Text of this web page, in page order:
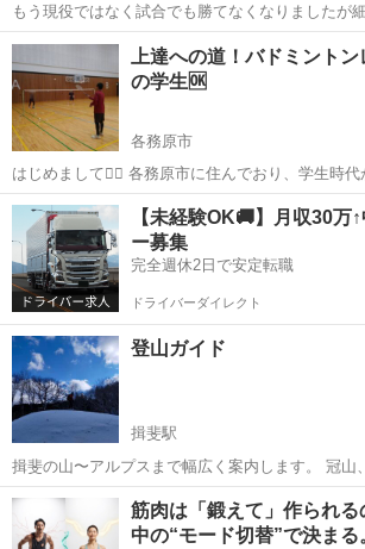
もう現役ではなく試合でも勝てなくなりましたが
り、今は監督役とかコーチ役(指導)とかを時々し
全国大会に出た事もあります。 ちょっと前までは
かクラブで教えてました。今は、暇...
岐阜 羽島郡 柳津駅 スポーツ
上達への道！バドミント
の学生🆗
各務原市
はじめまして🖐🏻 各務原市に住んでおり、学生時代からバドミントンを
やっている３９歳です。学生の頃から教えるのが
った人に教えたりしていましたが、この度スポー
したのをきっかけにバドミント...
岐阜 各務原市 バドミントン レッスン
【未経験OK🚚】月収30万
ー募集
完全週休2日で安定転職
ドライバーダイレクト
登山ガイド
揖斐駅
揖斐の山〜アルプスまで幅広く案内します。 冠山
能郷白山 北アルプス 南アルプス 中央アルプス ・日帰り登山 ・テント
泊 ・里山歩き ・ハイキング ・ヤブ山 ・北アルプ
・ノルディックウォ...
岐阜 揖斐郡 揖斐駅 その他 料金
筋肉は「鍛えて」作られ
中の“モード切替”で決まる